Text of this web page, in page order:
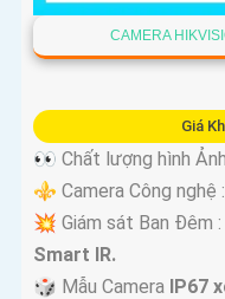
CAMERA
Giá
👀 Chất lượng hình
⚜️ Camera Công nghệ :
💥 Giám sát Ban Đêm :
Smart IR.
🎲 Mẫu Camera IP67